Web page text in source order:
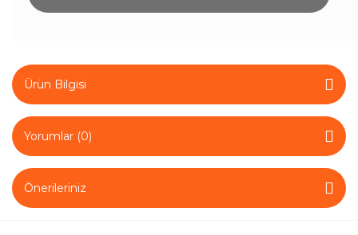
Ürün Bilgisi
Yorumlar (0)
Önerileriniz